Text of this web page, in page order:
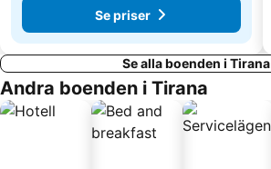
Se priser
Se alla boenden i Tirana
Andra boenden i Tirana